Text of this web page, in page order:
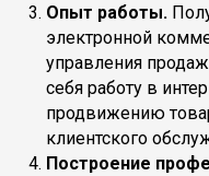
Опыт работы.
электронной
управления
себя работу в
продвижению
клиентского
Построение